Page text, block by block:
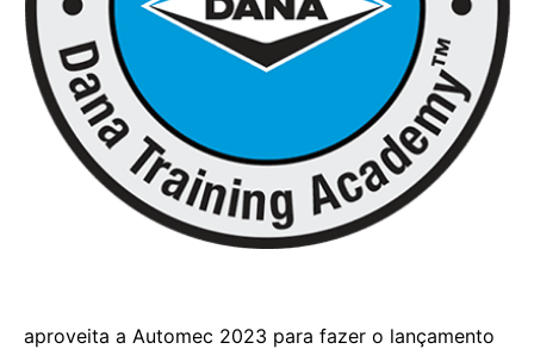
aproveita a Automec 2023 para fazer o lançamento